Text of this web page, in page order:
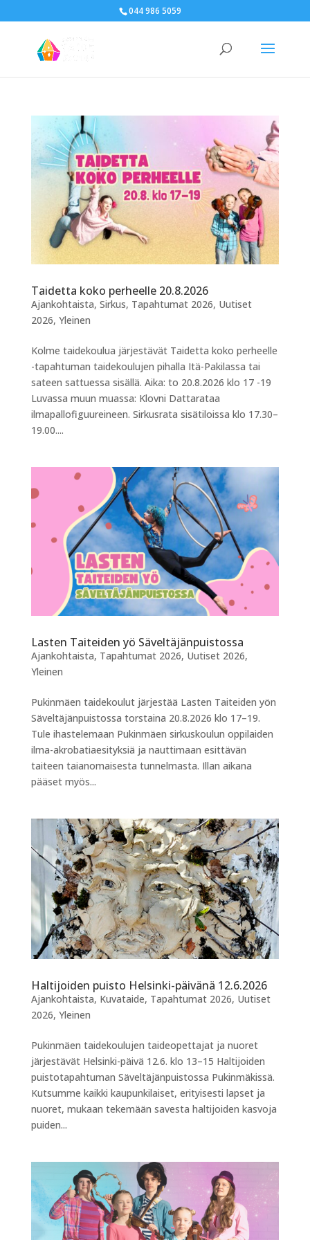
044 986 5059
Taidetta koko perheelle 20.8.2026
Ajankohtaista, Sirkus, Tapahtumat 2026, Uutiset
2026, Yleinen
Kolme taidekoulua järjestävät Taidetta koko perheelle
-tapahtuman taidekoulujen pihalla Itä-Pakilassa tai
sateen sattuessa sisällä. Aika: to 20.8.2026 klo 17 -19
Luvassa muun muassa: Klovni Dattarataa
ilmapallofiguureineen. Sirkusrata sisätiloissa klo 17.30–
19.00....
Lasten Taiteiden yö Säveltäjänpuistossa
Ajankohtaista, Tapahtumat 2026, Uutiset 2026,
Yleinen
Pukinmäen taidekoulut järjestää Lasten Taiteiden yön
Säveltäjänpuistossa torstaina 20.8.2026 klo 17–19.
Tule ihastelemaan Pukinmäen sirkuskoulun oppilaiden
ilma-akrobatiaesityksiä ja nauttimaan esittävän
taiteen taianomaisesta tunnelmasta. Illan aikana
pääset myös...
Haltijoiden puisto Helsinki-päivänä 12.6.2026
Ajankohtaista, Kuvataide, Tapahtumat 2026, Uutiset
2026, Yleinen
Pukinmäen taidekoulujen taideopettajat ja nuoret
järjestävät Helsinki-päivä 12.6. klo 13–15 Haltijoiden
puistotapahtuman Säveltäjänpuistossa Pukinmäkissä.
Kutsumme kaikki kaupunkilaiset, erityisesti lapset ja
nuoret, mukaan tekemään savesta haltijoiden kasvoja
puiden...